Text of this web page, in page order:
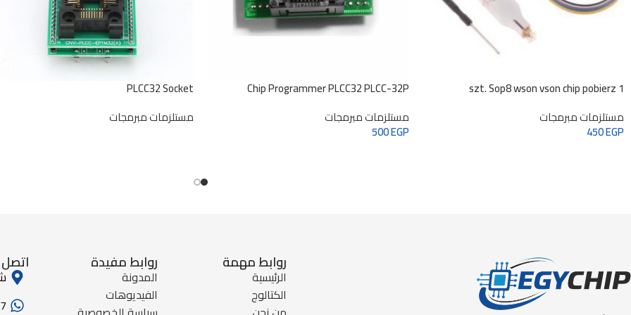
1 szt. Sop8 wson vson chip pobierz
flash eeprom chip kabel do nagrywarki
مستلزمات مبرمجات
450EGP
Chip Programmer PLCC32 PLCC-32P
مستلزمات مبرمجات
500EGP
PLCC32 Socket
مستلزمات مبرمجات
روابط مهمة
الرئيسية
الكتالوج
روابط مفيدة
المدونة
الفيديوهات
اتصل